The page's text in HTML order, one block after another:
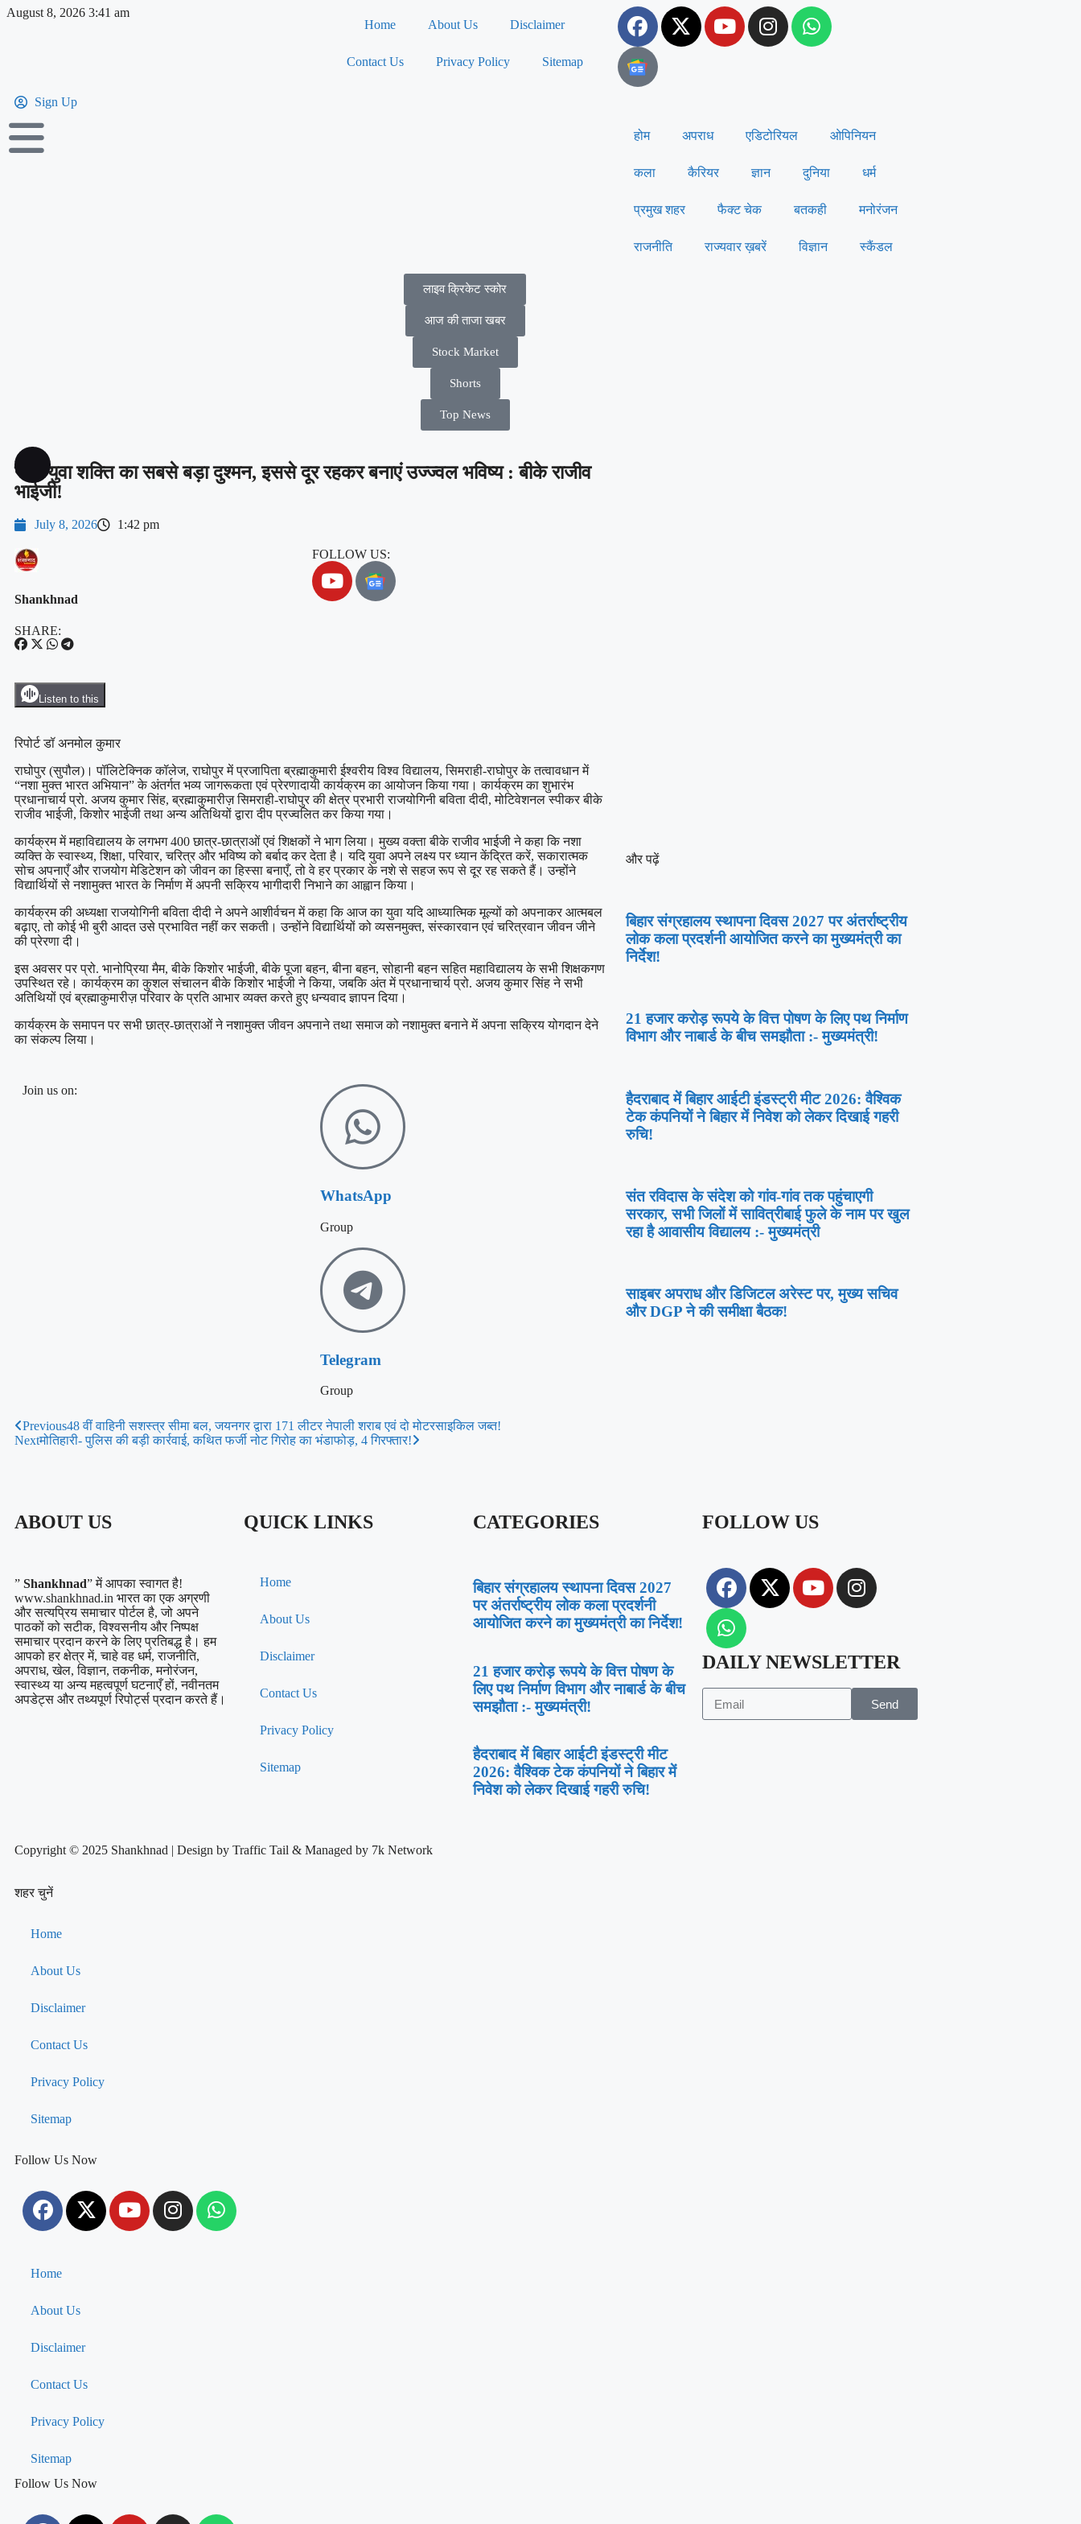
August 8, 2026 3:41 am
Home
About Us Disclaimer
Contact Us Privacy Policy Sitemap
Sign Up
होम अपराध एडिटोरियल ओपिनियन
कला कैरियर ज्ञान दुनिया धर्म
प्रमुख शहर फैक्ट चेक बतकही मनोरंजन
राजनीति राज्यवार ख़बरें विज्ञान स्कैंडल
लाइव क्रिकेट स्कोर
आज की ताजा खबर
Stock Market
Shorts
Top News
नशा युवा शक्ति का सबसे बड़ा दुश्मन, इससे दूर रहकर बनाएं उज्ज्वल भविष्य : बीके राजीव
भाईजी!
July 8, 2026 1:42 pm
Shankhnad
FOLLOW US:
SHARE:
Listen to this
रिपोर्ट डॉ अनमोल कुमार
राघोपुर (सुपौल)। पॉलिटेक्निक कॉलेज, राघोपुर में प्रजापिता ब्रह्माकुमारी ईश्वरीय विश्व विद्यालय, सिमराही-राघोपुर के तत्वावधान में
“नशा मुक्त भारत अभियान” के अंतर्गत भव्य जागरूकता एवं प्रेरणादायी कार्यक्रम का आयोजन किया गया। कार्यक्रम का शुभारंभ
प्रधानाचार्य प्रो. अजय कुमार सिंह, ब्रह्माकुमारीज़ सिमराही-राघोपुर की क्षेत्र प्रभारी राजयोगिनी बविता दीदी, मोटिवेशनल स्पीकर बीके
राजीव भाईजी, किशोर भाईजी तथा अन्य अतिथियों द्वारा दीप प्रज्वलित कर किया गया।
कार्यक्रम में महाविद्यालय के लगभग 400 छात्र-छात्राओं एवं शिक्षकों ने भाग लिया। मुख्य वक्ता बीके राजीव भाईजी ने कहा कि नशा
व्यक्ति के स्वास्थ्य, शिक्षा, परिवार, चरित्र और भविष्य को बर्बाद कर देता है। यदि युवा अपने लक्ष्य पर ध्यान केंद्रित करें, सकारात्मक
सोच अपनाएँ और राजयोग मेडिटेशन को जीवन का हिस्सा बनाएँ, तो वे हर प्रकार के नशे से सहज रूप से दूर रह सकते हैं। उन्होंने
विद्यार्थियों से नशामुक्त भारत के निर्माण में अपनी सक्रिय भागीदारी निभाने का आह्वान किया।
कार्यक्रम की अध्यक्षा राजयोगिनी बविता दीदी ने अपने आशीर्वचन में कहा कि आज का युवा यदि आध्यात्मिक मूल्यों को अपनाकर आत्मबल
बढ़ाए, तो कोई भी बुरी आदत उसे प्रभावित नहीं कर सकती। उन्होंने विद्यार्थियों को व्यसनमुक्त, संस्कारवान एवं चरित्रवान जीवन जीने
की प्रेरणा दी।
इस अवसर पर प्रो. भानोप्रिया मैम, बीके किशोर भाईजी, बीके पूजा बहन, बीना बहन, सोहानी बहन सहित महाविद्यालय के सभी शिक्षकगण
उपस्थित रहे। कार्यक्रम का कुशल संचालन बीके किशोर भाईजी ने किया, जबकि अंत में प्रधानाचार्य प्रो. अजय कुमार सिंह ने सभी
अतिथियों एवं ब्रह्माकुमारीज़ परिवार के प्रति आभार व्यक्त करते हुए धन्यवाद ज्ञापन दिया।
कार्यक्रम के समापन पर सभी छात्र-छात्राओं ने नशामुक्त जीवन अपनाने तथा समाज को नशामुक्त बनाने में अपना सक्रिय योगदान देने
का संकल्प लिया।
Join us on:
WhatsApp
Group
Telegram
Group
Previous48 वीं वाहिनी सशस्त्र सीमा बल, जयनगर द्वारा 171 लीटर नेपाली शराब एवं दो मोटरसाइकिल जब्त!
Nextमोतिहारी- पुलिस की बड़ी कार्रवाई, कथित फर्जी नोट गिरोह का भंडाफोड़, 4 गिरफ्तार!
और पढ़ें
बिहार संग्रहालय स्थापना दिवस 2027 पर अंतर्राष्ट्रीय
लोक कला प्रदर्शनी आयोजित करने का मुख्यमंत्री का
निर्देश!
21 हजार करोड़ रूपये के वित्त पोषण के लिए पथ निर्माण
विभाग और नाबार्ड के बीच समझौता :- मुख्यमंत्री!
हैदराबाद में बिहार आईटी इंडस्ट्री मीट 2026: वैश्विक
टेक कंपनियों ने बिहार में निवेश को लेकर दिखाई गहरी
रुचि!
संत रविदास के संदेश को गांव-गांव तक पहुंचाएगी
सरकार, सभी जिलों में सावित्रीबाई फुले के नाम पर खुल
रहा है आवासीय विद्यालय :- मुख्यमंत्री
साइबर अपराध और डिजिटल अरेस्ट पर, मुख्य सचिव
और DGP ने की समीक्षा बैठक!
ABOUT US
” Shankhnad” में आपका स्वागत है!
www.shankhnad.in भारत का एक अग्रणी
और सत्यप्रिय समाचार पोर्टल है, जो अपने
पाठकों को सटीक, विश्वसनीय और निष्पक्ष
समाचार प्रदान करने के लिए प्रतिबद्ध है। हम
आपको हर क्षेत्र में, चाहे वह धर्म, राजनीति,
अपराध, खेल, विज्ञान, तकनीक, मनोरंजन,
स्वास्थ्य या अन्य महत्वपूर्ण घटनाएँ हों, नवीनतम
अपडेट्स और तथ्यपूर्ण रिपोर्ट्स प्रदान करते हैं।
QUICK LINKS
Home
About Us
Disclaimer
Contact Us
Privacy Policy
Sitemap
CATEGORIES
बिहार संग्रहालय स्थापना दिवस 2027
पर अंतर्राष्ट्रीय लोक कला प्रदर्शनी
आयोजित करने का मुख्यमंत्री का निर्देश!
21 हजार करोड़ रूपये के वित्त पोषण के
लिए पथ निर्माण विभाग और नाबार्ड के बीच
समझौता :- मुख्यमंत्री!
हैदराबाद में बिहार आईटी इंडस्ट्री मीट
2026: वैश्विक टेक कंपनियों ने बिहार में
निवेश को लेकर दिखाई गहरी रुचि!
FOLLOW US
DAILY NEWSLETTER
Send
Copyright © 2025 Shankhnad | Design by Traffic Tail & Managed by 7k Network
शहर चुनें
Home
About Us
Disclaimer
Contact Us
Privacy Policy
Sitemap
Follow Us Now
Home
About Us
Disclaimer
Contact Us
Privacy Policy
Sitemap
Follow Us Now